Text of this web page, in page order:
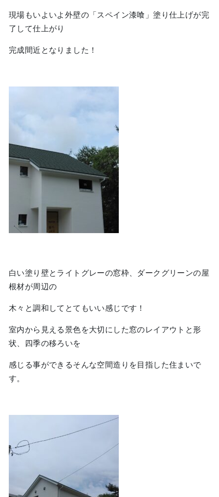
現場もいよいよ外壁の「スペイン漆喰」塗り仕上げが完
了して仕上がり
完成間近となりました！
白い塗り壁とライトグレーの窓枠、ダークグリーンの屋
根材が周辺の
木々と調和してとてもいい感じです！
室内から見える景色を大切にした窓のレイアウトと形
状、四季の移ろいを
感じる事ができるそんな空間造りを目指した住まいで
す。